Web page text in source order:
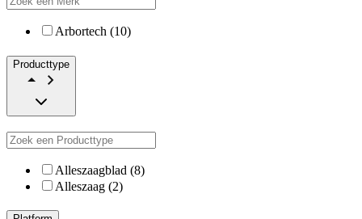
Arbortech (10)
Producttype
Alleszaagblad (8)
Alleszaag (2)